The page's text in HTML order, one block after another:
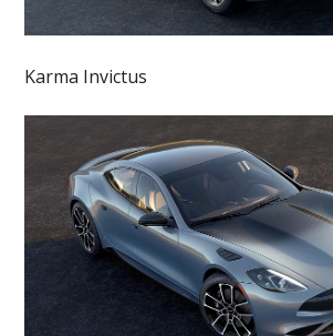
Karma Invictus